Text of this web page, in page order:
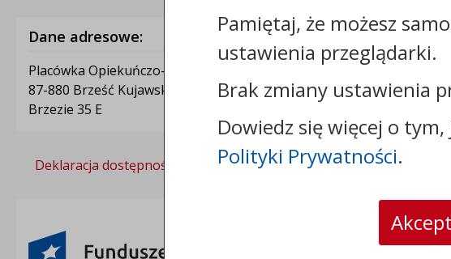
Dane adresowe:
Placówka Opiekuńczo-Wychowawcza Jaś
87-880 Brześć Kujawski
Brzezie 35 E
Kontakt:
tel.:
e-mail:
Deklaracja dostępności Polityka prywatności
Pamiętaj, że możesz
ustawienia przeglądarki.
Brak zmiany ustawienia
Dowiedz się więcej o
Polityki Prywatności.